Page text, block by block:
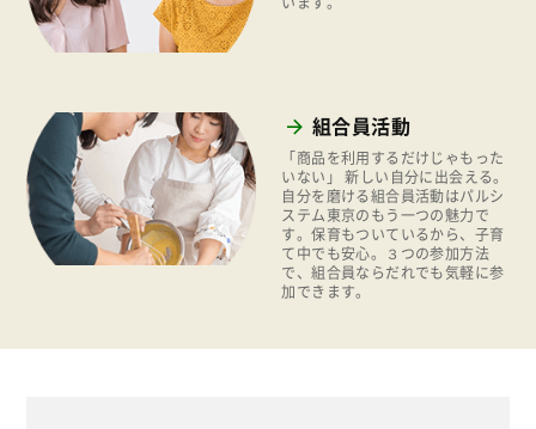
広報
復興支援
消費者
福祉
陽だまり
地場野菜
食育
2014年
2012年
2011年
組合員活動
「商品を利用するだけじゃもった
いない」 新しい自分に出会える。
自分を磨ける組合員活動はパルシ
ステム東京のもう一つの魅力で
す。保育もついているから、子育
て中でも安心。３つの参加方法
で、組合員ならだれでも気軽に参
加できます。